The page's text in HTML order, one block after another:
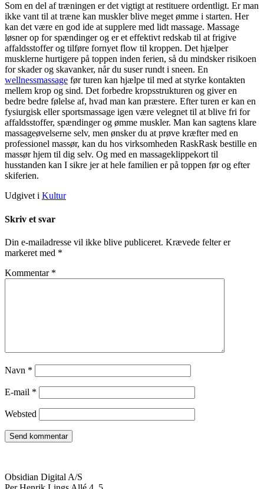
Som en del af træningen er det vigtigt at restituere ordentligt. Er man
ikke vant til at træne kan muskler blive meget ømme i starten. Her
kan det være en god ide at supplere med lidt massage. Massage
løsner op for spændinger og er et effektivt redskab til at frigive
affaldsstoffer og tilføre fornyet flow til kroppen. Det hjælper
musklerne hurtigere på toppen inden ferien, så du mindsker risikoen
for skader og skavanker, når du suser rundt i sneen. En
wellnessmassage før turen kan hjælpe til med at styrke kontakten
mellem krop og sind. Det forbedre kropsstrukturen og giver en
bedre bedre følelse af, hvad man kan præstere. Efter turen er kan en
fysiurgisk eller sportsmassage igen være velegnet til at blive fri for
affaldsstoffer, spændinger og ømme muskler. Man kan sagtens klare
massageøvelserne selv, men ønsker du at prøve kræfter med en
professionel massør, kan du hos virksomheden RaskRask bestille en
massør hjem til dig selv. Og med en massageklippekort til
husstanden kan I sikre jer at hele familien er på toppen før og efter
skiferien.
Udgivet i Kultur
Skriv et svar
Din e-mailadresse vil ikke blive publiceret. Krævede felter er
markeret med *
Kommentar *
Navn *
E-mail *
Websted
Obsidian Digital A/S